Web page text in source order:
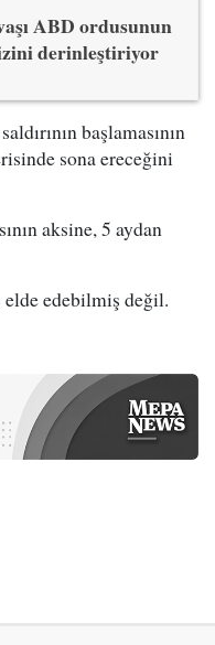
ABD ordusunun
derinleştiriyor
başlamasının
sona ereceğini
aksine, 5 aydan
edebilmiş değil.